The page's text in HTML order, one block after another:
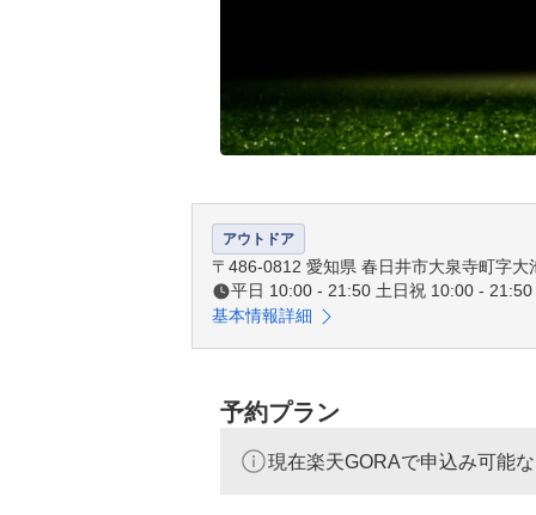
アウトドア
〒486-0812 愛知県 春日井市大泉寺町字
平日 10:00 - 21:50 土日祝 10:00 - 21:50
基本情報詳細
予約プラン
現在楽天GORAで申込み可能